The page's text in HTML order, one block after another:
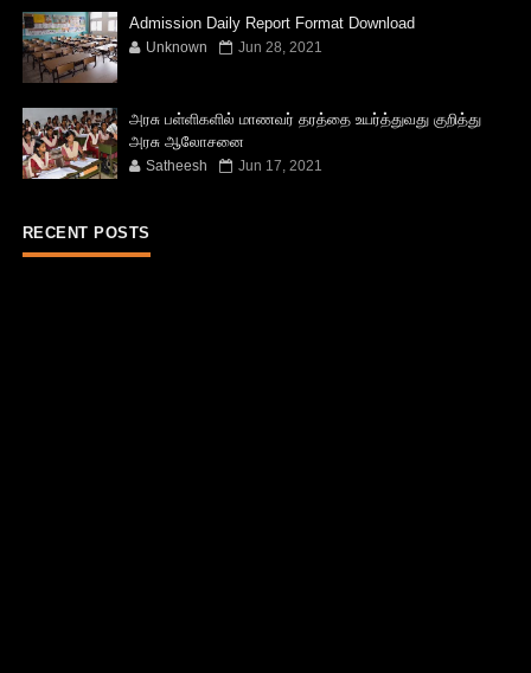
Admission Daily Report Format Download
Unknown Jun 28, 2021
அரசு பள்ளிகளில் மாணவர் தரத்தை உயர்த்துவது குறித்து
அரசு ஆலோசனை
Satheesh Jun 17, 2021
RECENT POSTS